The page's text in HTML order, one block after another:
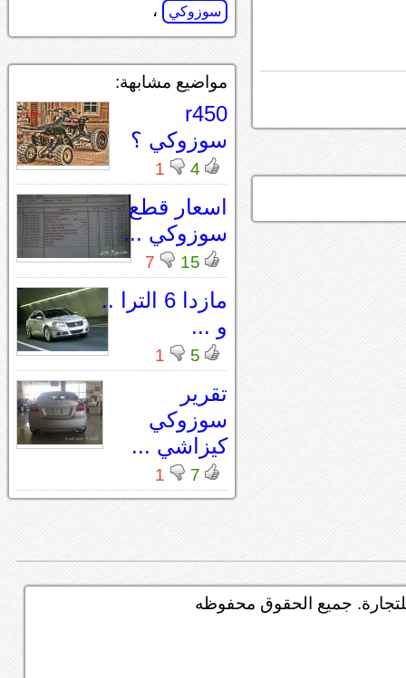
سوزوكي ،
مواضيع مشابهة:
r450
سوزوكي ؟
4
1
اسعار قطع
سوزوكي ...
15
7
مازدا 6 الترا ..
و ...
5
1
تقرير
سوزوكي
كيزاشي ...
7
1
جميع الحقوق محفوظه